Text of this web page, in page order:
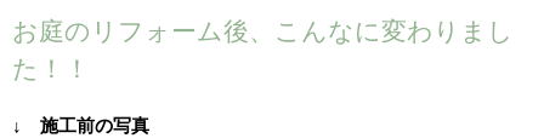
お庭のリフォーム後、こんなに変わりまし
た！！
↓ 施工前の写真